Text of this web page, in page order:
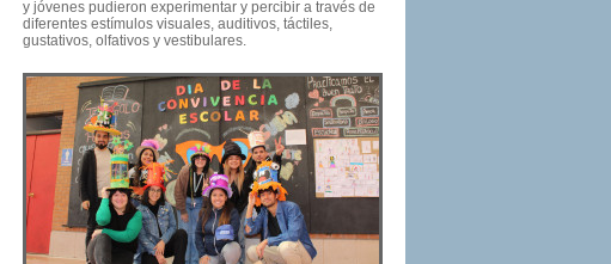
y jóvenes pudieron experimentar y percibir a través de
diferentes estímulos visuales, auditivos, táctiles,
gustativos, olfativos y vestibulares.